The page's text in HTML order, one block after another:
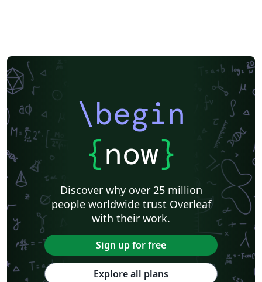
\begin
{now}
Discover why over 25 million
people worldwide trust Overleaf
with their work.
Sign up for free
Explore all plans